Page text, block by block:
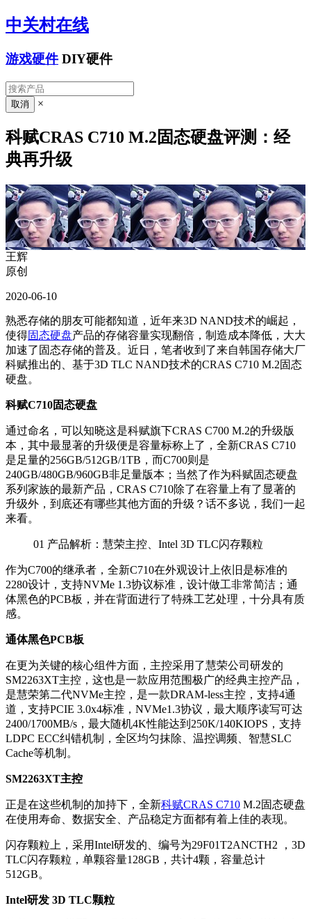
中关村在线
游戏硬件 DIY硬件
×
科赋CRAS C710 M.2固态硬盘评测：经
典再升级
王辉
原创
2020-06-10
熟悉存储的朋友可能都知道，近年来3D NAND技术的崛起，
使得固态硬盘产品的存储容量实现翻倍，制造成本降低，大大
加速了固态存储的普及。近日，笔者收到了来自韩国存储大厂
科赋推出的、基于3D TLC NAND技术的CRAS C710 M.2固态
硬盘。
科赋C710固态硬盘
通过命名，可以知晓这是科赋旗下CRAS C700 M.2的升级版
本，其中最显著的升级便是容量标称上了，全新CRAS C710
是足量的256GB/512GB/1TB，而C700则是
240GB/480GB/960GB非足量版本；当然了作为科赋固态硬盘
系列家族的最新产品，CRAS C710除了在容量上有了显著的
升级外，到底还有哪些其他方面的升级？话不多说，我们一起
来看。
01 产品解析：慧荣主控、Intel 3D TLC闪存颗粒
作为C700的继承者，全新C710在外观设计上依旧是标准的
2280设计，支持NVMe 1.3协议标准，设计做工非常简洁；通
体黑色的PCB板，并在背面进行了特殊工艺处理，十分具有质
感。
通体黑色PCB板
在更为关键的核心组件方面，主控采用了慧荣公司研发的
SM2263XT主控，这也是一款应用范围极广的经典主控产品，
是慧荣第二代NVMe主控，是一款DRAM-less主控，支持4通
道，支持PCIE 3.0x4标准，NVMe1.3协议，最大顺序读写可达
2400/1700MB/s，最大随机4K性能达到250K/140KIOPS，支持
LDPC ECC纠错机制，全区均匀抹除、温控调频、智慧SLC
Cache等机制。
SM2263XT主控
正是在这些机制的加持下，全新科赋CRAS C710 M.2固态硬盘
在使用寿命、数据安全、产品稳定方面都有着上佳的表现。
闪存颗粒上，采用Intel研发的、编号为29F01T2ANCTH2 ，3D
TLC闪存颗粒，单颗容量128GB，共计4颗，容量总计
512GB。
Intel研发 3D TLC颗粒